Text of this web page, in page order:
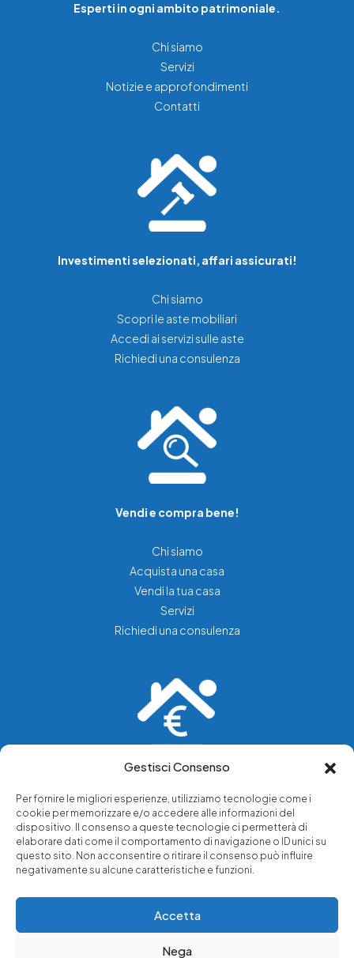
Gestisci Consenso
Per fornire le migliori esperienze, utilizziamo tecnologie come i
cookie per memorizzare e/o accedere alle informazioni del
dispositivo. Il consenso a queste tecnologie ci permetterà di
elaborare dati come il comportamento di navigazione o ID unici su
questo sito. Non acconsentire o ritirare il consenso può influire
negativamente su alcune caratteristiche e funzioni.
Accetta
Nega
Esperti in ogni ambito patrimoniale.
Chi siamo
Servizi
Notizie e approfondimenti
Contatti
Investimenti selezionati, affari assicurati!
Chi siamo
Scopri le aste mobiliari
Accedi ai servizi sulle aste
Richiedi una consulenza
Vendi e compra bene!
Chi siamo
Acquista una casa
Vendi la tua casa
Servizi
Richiedi una consulenza
Chi siamo
Servizi di tutela legale
Notizie e approfondimenti